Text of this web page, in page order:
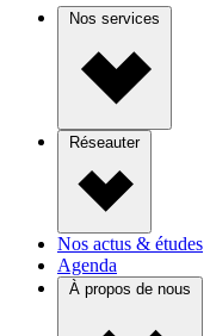
Nos services
Réseauter
Nos actus & études
Agenda
À propos de nous